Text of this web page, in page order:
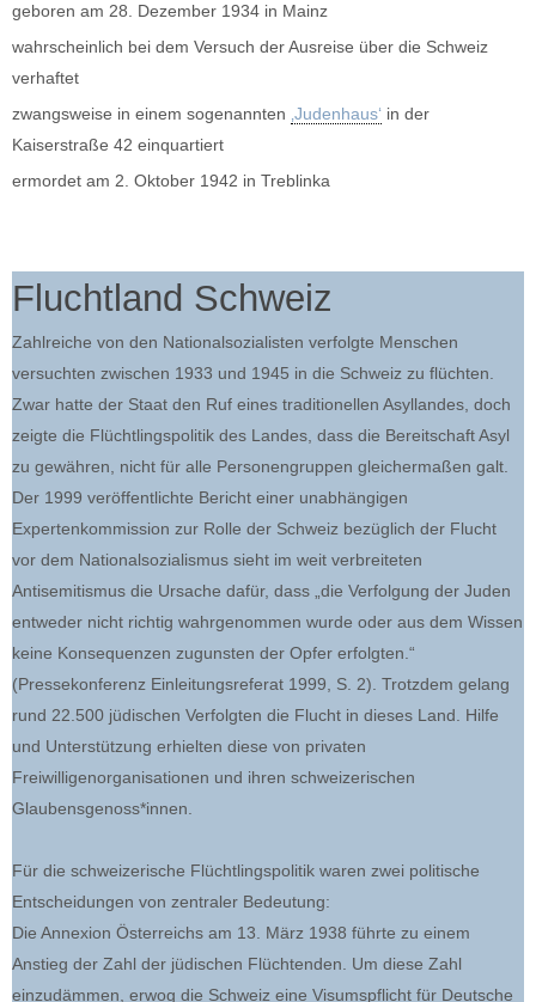
geboren am 28. Dezember 1934 in Mainz
wahrscheinlich bei dem Versuch der Ausreise über die Schweiz
verhaftet
zwangsweise in einem sogenannten ‚Judenhaus‘ in der
Kaiserstraße 42 einquartiert
ermordet am 2. Oktober 1942 in Treblinka
Fluchtland Schweiz
Zahlreiche von den Nationalsozialisten verfolgte Menschen
versuchten zwischen 1933 und 1945 in die Schweiz zu flüchten.
Zwar hatte der Staat den Ruf eines traditionellen Asyllandes, doch
zeigte die Flüchtlingspolitik des Landes, dass die Bereitschaft Asyl
zu gewähren, nicht für alle Personengruppen gleichermaßen galt.
Der 1999 veröffentlichte Bericht einer unabhängigen
Expertenkommission zur Rolle der Schweiz bezüglich der Flucht
vor dem Nationalsozialismus sieht im weit verbreiteten
Antisemitismus die Ursache dafür, dass „die Verfolgung der Juden
entweder nicht richtig wahrgenommen wurde oder aus dem Wissen
keine Konsequenzen zugunsten der Opfer erfolgten.“
(Pressekonferenz Einleitungsreferat 1999, S. 2). Trotzdem gelang
rund 22.500 jüdischen Verfolgten die Flucht in dieses Land. Hilfe
und Unterstützung erhielten diese von privaten
Freiwilligenorganisationen und ihren schweizerischen
Glaubensgenoss*innen.
Für die schweizerische Flüchtlingspolitik waren zwei politische
Entscheidungen von zentraler Bedeutung:
Die Annexion Österreichs am 13. März 1938 führte zu einem
Anstieg der Zahl der jüdischen Flüchtenden. Um diese Zahl
einzudämmen, erwog die Schweiz eine Visumspflicht für Deutsche